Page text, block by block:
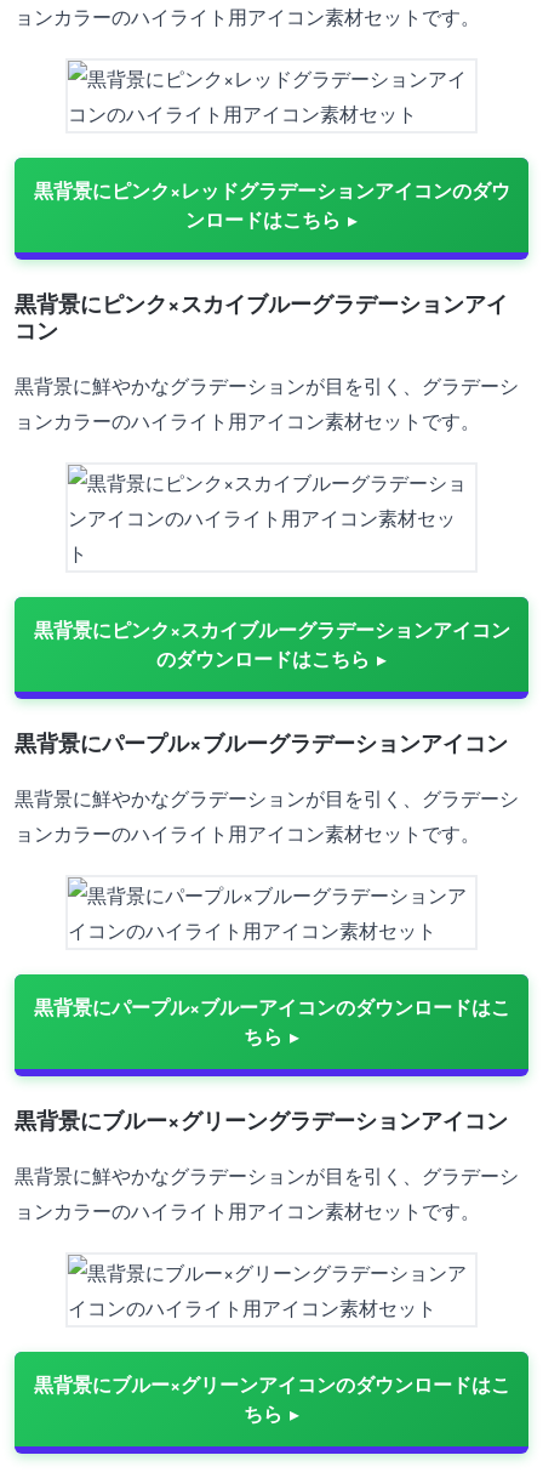
ョンカラーのハイライト用アイコン素材セットです。
黒背景にピンク×レッドグラデーションアイコンのダウ
ンロードはこちら
黒背景にピンク×スカイブルーグラデーションアイ
コン
黒背景に鮮やかなグラデーションが目を引く、グラデーシ
ョンカラーのハイライト用アイコン素材セットです。
黒背景にピンク×スカイブルーグラデーションアイコン
のダウンロードはこちら
黒背景にパープル×ブルーグラデーションアイコン
黒背景に鮮やかなグラデーションが目を引く、グラデーシ
ョンカラーのハイライト用アイコン素材セットです。
黒背景にパープル×ブルーアイコンのダウンロードはこ
ちら
黒背景にブルー×グリーングラデーションアイコン
黒背景に鮮やかなグラデーションが目を引く、グラデーシ
ョンカラーのハイライト用アイコン素材セットです。
黒背景にブルー×グリーンアイコンのダウンロードはこ
ちら